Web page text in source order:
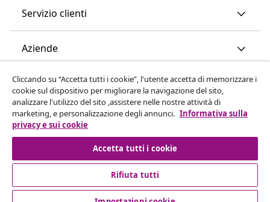
Servizio clienti
Aziende
vidaXL
Scopri di più
Cliccando su “Accetta tutti i cookie”, l'utente accetta di memorizzare i
cookie sul dispositivo per migliorare la navigazione del sito,
analizzare l'utilizzo del sito ,assistere nelle nostre attività di
marketing, e personalizzazione degli annunci. Informativa sulla
privacy e sui cookie
Accetta tutti i cookie
Rifiuta tutti